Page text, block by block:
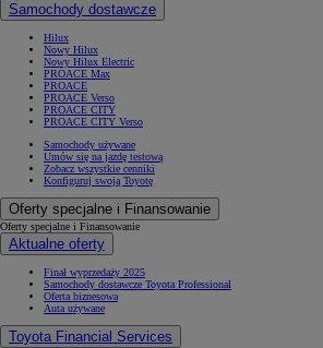
Samochody dostawcze
Hilux
Nowy Hilux
Nowy Hilux Electric
PROACE Max
PROACE
PROACE Verso
PROACE CITY
PROACE CITY Verso
Samochody używane
Umów się na jazdę testową
Zobacz wszystkie cenniki
Konfiguruj swoją Toyotę
Oferty specjalne i Finansowanie
Oferty specjalne i Finansowanie
Aktualne oferty
Finał wyprzedaży 2025
Samochody dostawcze Toyota Professional
Oferta biznesowa
Auta używane
Toyota Financial Services